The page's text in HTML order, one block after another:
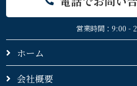
営業時間：9:00 -
ホーム
会社概要